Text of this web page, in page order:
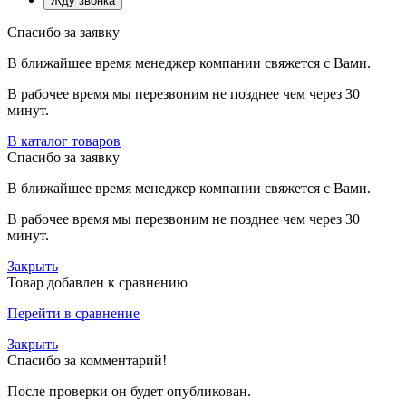
Спасибо за заявку
В ближайшее время менеджер компании свяжется с Вами.
В рабочее время мы перезвоним не позднее чем через 30
минут.
В каталог товаров
Спасибо за заявку
В ближайшее время менеджер компании свяжется с Вами.
В рабочее время мы перезвоним не позднее чем через 30
минут.
Закрыть
Товар добавлен к сравнению
Перейти в сравнение
Закрыть
Спасибо за комментарий!
После проверки он будет опубликован.